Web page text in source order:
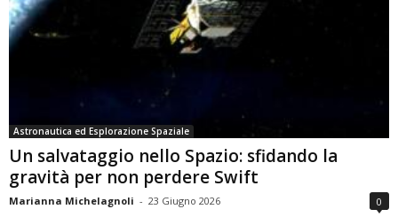
Astronautica ed Esplorazione Spaziale
Un salvataggio nello Spazio: sfidando la
gravità per non perdere Swift
Marianna Michelagnoli - 23 Giugno 2026 0